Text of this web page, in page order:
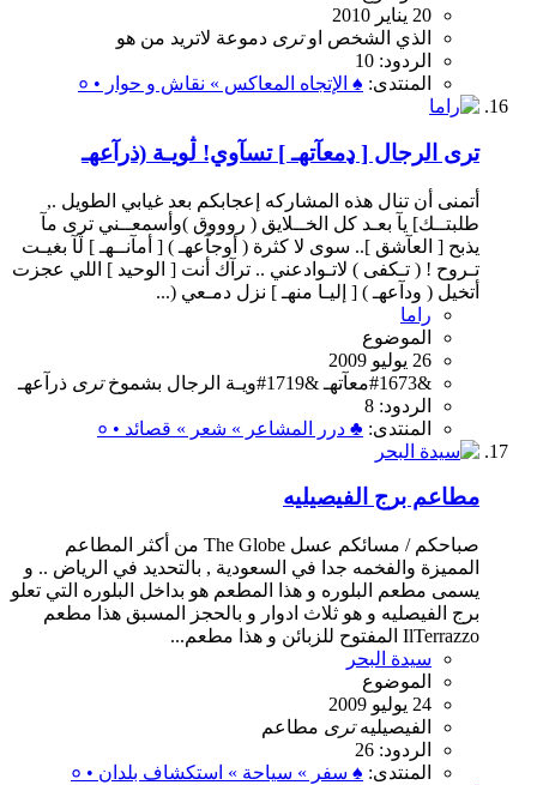
20 يناير 2010
الذي الشخص اوترى دموعة لاتريد من هو
الردود: 10
المنتدى: ♠ الإتجاه المعاكس » نقاش و حوار • ०
ترى الرجال [ ډمعآتهـ ] تسآوي! ڷويـة (ذرآعهـ
أتمنى أن تنال هذه المشاركه إعجابكم بعد غيابي الطويل .,
طلبتــك] يآ بعـد كل الخــلايق ( روووق )وأسمعــني ترى مآ
يذبح [ العآشق ].. سوى لا كثرة ( أوجآعهـ ) [ أمآنــهـ ] ڷآ بغيـت
تـروح ! ( تـكفى ) لاتـوادعني .. ترآك أنت [ الوحيد ] اللي عجزت
أتخيل ( ودآعهـ ) [ إليـا منهـ ] نزل دمـعي (...
راما
الموضوع
26 يوليو 2009
&#1673معآتهـ
&#1719ويـة الرجال بشموخترى ذرآعهـ
الردود: 8
المنتدى: ♣ درر المشاعر » شعر » قصائد • ०
مطاعم برج الفيصيليه
صباحكم / مسائكم عسل The Globe من أكثر المطاعم
المميزة والفخمه جدا في السعودية , بالتحديد في الرياض .. و
يسمى مطعم البلوره و هذا المطعم هو بداخل البلوره التي تعلو
برج الفيصليه و هو ثلاث ادوار و بالحجز المسبق هذا مطعم
IlTerrazzo المفتوح للزبائن و هذا مطعم...
سيدة البحر
الموضوع
24 يوليو 2009
الفيصيليهترى مطاعم
الردود: 26
المنتدى: ♠ سفر » سياحة » استكشاف بلدان • ०